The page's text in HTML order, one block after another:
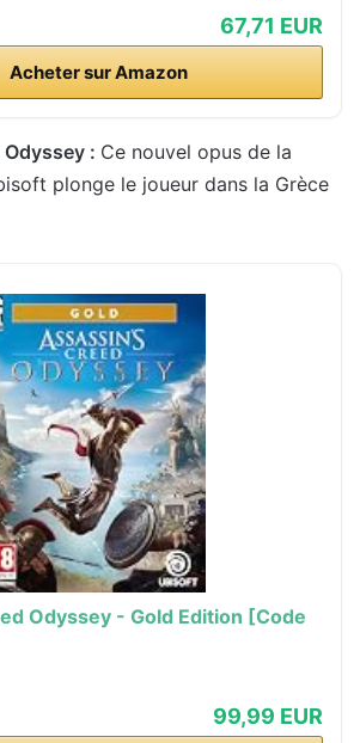
67,71 EUR
Acheter sur Amazon
Odyssey : Ce nouvel opus de la
plonge le joueur dans la Grèce
Odyssey - Gold Edition [Code
99,99 EUR